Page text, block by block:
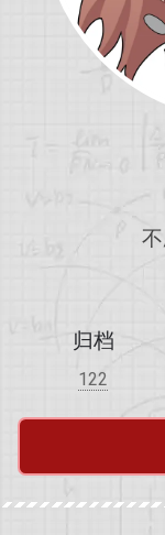
归档
122